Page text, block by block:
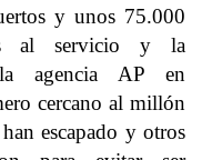
y unos 75.000
al servicio y la
agencia AP en
cercano al millón
escapado y otros